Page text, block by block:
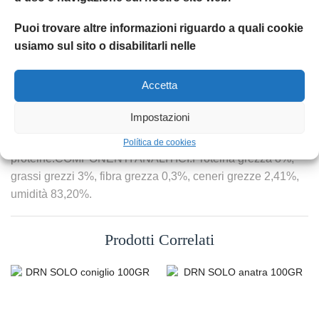
Puoi trovare altre informazioni riguardo a quali cookie
usiamo sul sito o disabilitarli nelle
Accetta
Impostazioni
Política de cookies
Condividere:
INFORMAZIONI AGGIUNTIVE
COMPOSIZIONE:Carne (galletto 100%, comprensivo di
petto e cosce). Unica fonte selezionata di
proteine.COMPONENTI ANALITICI:Proteina grezza 8%,
grassi grezzi 3%, fibra grezza 0,3%, ceneri grezze 2,41%,
umidità 83,20%.
Prodotti Correlati